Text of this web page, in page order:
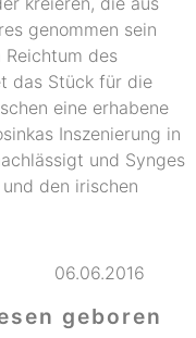
genommen sein
Reichtum des
das Stück für die
eine erhabene
Inszenierung in
und Synges
den irischen
06.06.2016
geboren